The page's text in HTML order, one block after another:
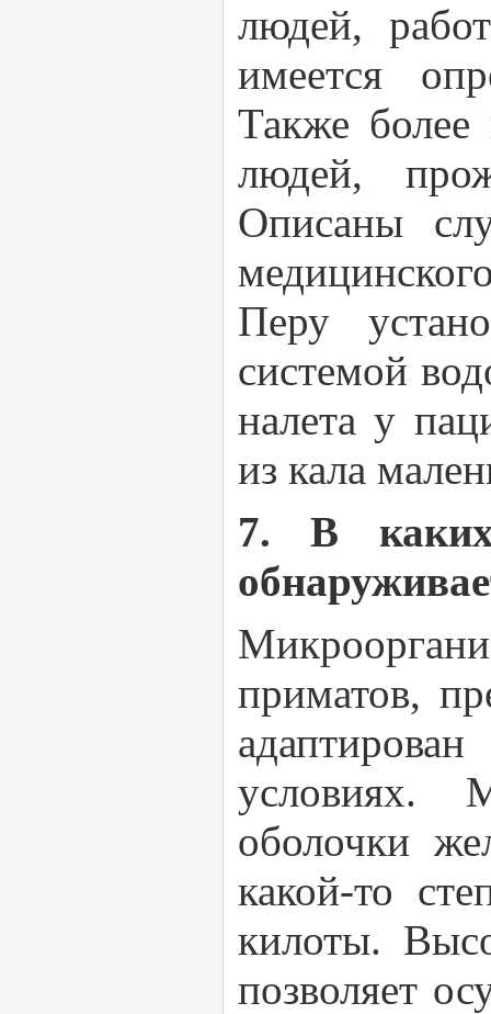
людей,
имеется
Также более
людей,
Описаны
Перу
системой
налета у
из кала
7. В каких
приматов,
условиях.
оболочки
какой-то
килоты.
позволяет